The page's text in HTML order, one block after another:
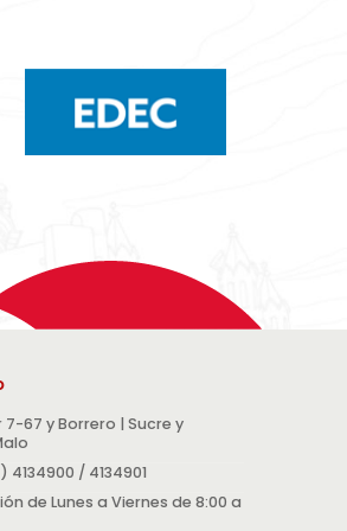
7-67 y Borrero | Sucre y
4134900 / 4134901
de Lunes a Viernes de 8:00 a